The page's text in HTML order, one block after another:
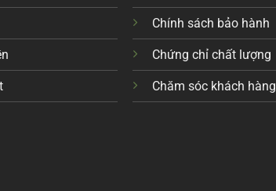
Chính sách bảo hành
Chứng chỉ chất lượng
Chăm sóc khách hàng